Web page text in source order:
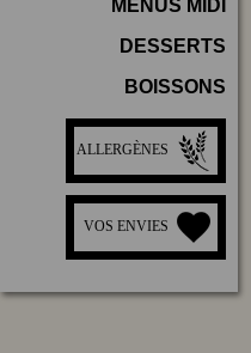
MENUS MIDI
DESSERTS
BOISSONS
ALLERGÈNES
VOS ENVIES